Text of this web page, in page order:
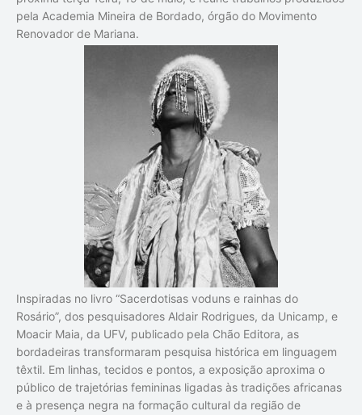
pela Academia Mineira de Bordado, órgão do Movimento
Renovador de Mariana.
Inspiradas no livro “Sacerdotisas voduns e rainhas do
Rosário”, dos pesquisadores Aldair Rodrigues, da Unicamp, e
Moacir Maia, da UFV, publicado pela Chão Editora, as
bordadeiras transformaram pesquisa histórica em linguagem
têxtil. Em linhas, tecidos e pontos, a exposição aproxima o
público de trajetórias femininas ligadas às tradições africanas
e à presença negra na formação cultural da região de